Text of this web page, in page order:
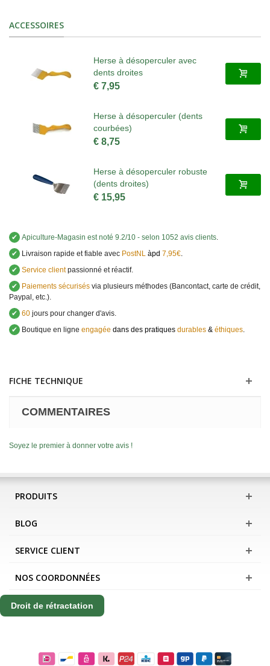
ACCESSOIRES
Herse à désoperculer avec
dents droites
€ 7,95
Herse à désoperculer (dents
courbées)
€ 8,75
Herse à désoperculer robuste
(dents droites)
€ 15,95
✔ Apiculture-Magasin est noté 9.2/10 - selon 1052 avis clients
✔
Livraison rapide et fiable avec PostNL àpd 7,95€
✔ Service clientpassionné et réactif.
✔
Paiements sécurisés via plusieurs méthodes (Bancontact, carte de crédit,
Paypal, etc.).
✔ 60 jours pour changer d'avis.
✔
Boutique en ligne engagée dans des pratiques durables & éthiques
FICHE TECHNIQUE
COMMENTAIRES
Soyez le premier à donner votre avis !
PRODUITS
BLOG
SERVICE CLIENT
NOS COORDONNÉES
Droit de rétractation